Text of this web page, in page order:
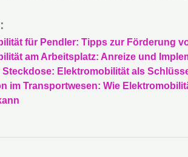
für Pendler: Tipps zur Förderung
am Arbeitsplatz: Anreize und
Steckdose: Elektromobilität als
im Transportwesen: Wie